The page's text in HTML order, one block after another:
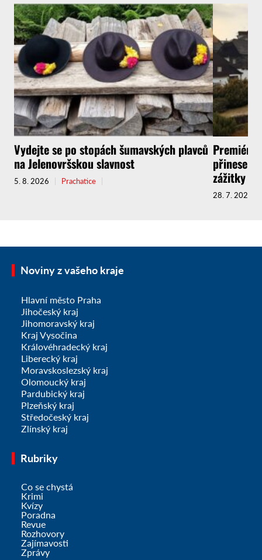
Vydejte se po stopách šumavských plavců
na Jelenovršskou slavnost
5. 8. 2026 Prachatice
přinese
zážitky
28. 7. 2026
Noviny z vašeho kraje
Hlavní město Praha
Jihočeský kraj
Jihomoravský kraj
Kraj Vysočina
Královéhradecký kraj
Liberecký kraj
Moravskoslezský kraj
Olomoucký kraj
Pardubický kraj
Plzeňský kraj
Středočeský kraj
Zlínský kraj
Rubriky
Co se chystá
Krimi
Kvízy
Poradna
Revue
Rozhovory
Zajímavosti
Zprávy